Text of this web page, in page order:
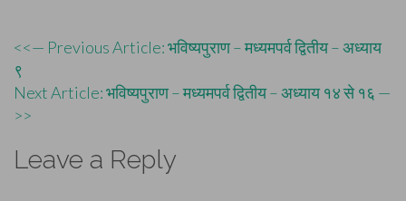
Post
navigation
<<— Previous Article: भविष्यपुराण – मध्यमपर्व द्वितीय – अध्याय
९
Next Article: भविष्यपुराण – मध्यमपर्व द्वितीय – अध्याय १४ से १६ —
>>
Leave a Reply